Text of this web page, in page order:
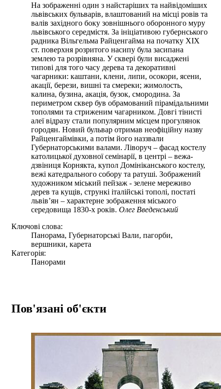
На зображенні один з найстаріших та найвідоміших
львівських бульварів, влаштований на місці ровів та
валів західного боку зовнішнього оборонного муру
львівського середмістя. За ініціативою губернського
радника Вільгельма Райценгайма на початку ХІХ
ст. поверхня розритого насипу була засипана
землею та розрівняна. У сквері були висаджені
типові для того часу дерева та декоративні
чагарники: каштани, клени, липи, осокори, ясени,
акації, берези, вишні та смереки; жимолость,
калина, бузина, акація, бузок, смородина. За
периметром сквер був обрамований пірамідальними
тополями та стриженим чагарником. Довгі тінисті
алеї відразу стали популярним місцем прогулянок
городян. Новий бульвар отримав неофіційну назву
Райценгаймівки, а потім його наззвали
Губернаторськими валами. Ліворуч – фасад костелу
католицької духовної семінарії, в центрі – вежа-
дзвіниця Корнякта, купол Домініканського костелу,
вежі катедрального собору та ратуші. Зображений
художником міський пейзаж - зелене мереживо
дерев та кущів, стрункі італійські тополі, постаті
львів’ян – характерне зображення міського
середовища 1830-х років. Олег Введенський
Ключові слова:
Панорама, Губернаторські Вали, пагорби,
вершники, карета
Категорія:
Панорами
Пов'язані об'єкти